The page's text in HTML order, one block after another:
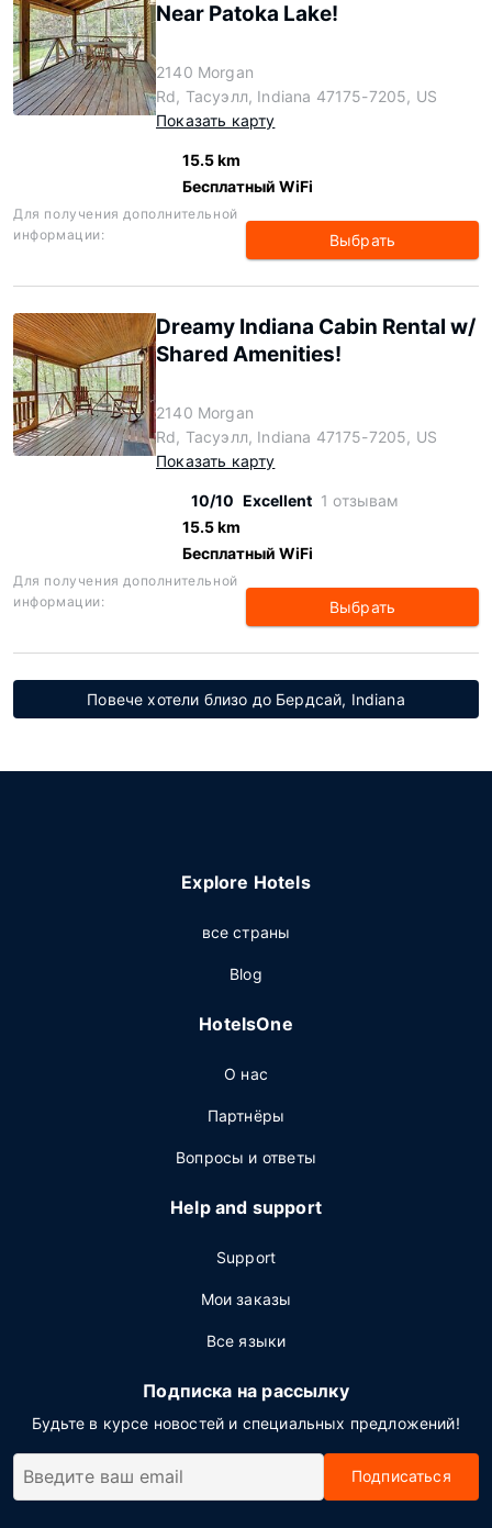
Near Patoka Lake!
2140 Morgan
Rd, Тасуэлл, Indiana 47175-7205, US
Показать карту
15.5 km
Бесплатный WiFi
Для получения дополнительной
информации:
Выбрать
Dreamy Indiana Cabin Rental w/
Shared Amenities!
2140 Morgan
Rd, Тасуэлл, Indiana 47175-7205, US
Показать карту
10/10 Excellent 1 отзывам
15.5 km
Бесплатный WiFi
Для получения дополнительной
информации:
Выбрать
Повече хотели близо до Бердсай, Indiana
Explore Hotels
все страны
Blog
HotelsOne
О нас
Партнёры
Вопросы и ответы
Help and support
Support
Мои заказы
Все языки
Подписка на рассылку
Будьте в курсе новостей и специальных предложений!
Подписаться